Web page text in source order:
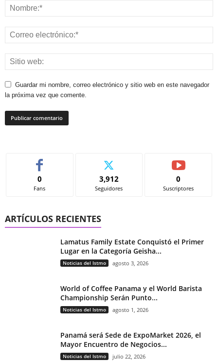
Guardar mi nombre, correo electrónico y sitio web en este navegador
la próxima vez que comente.
0
Fans
3,912
Seguidores
0
Suscriptores
ARTÍCULOS RECIENTES
Lamatus Family Estate Conquistó el Primer
Lugar en la Categoría Geisha...
Noticias del Istmo agosto 3, 2026
World of Coffee Panama y el World Barista
Championship Serán Punto...
Noticias del Istmo agosto 1, 2026
Panamá será Sede de ExpoMarket 2026, el
Mayor Encuentro de Negocios...
Noticias del Istmo julio 22, 2026